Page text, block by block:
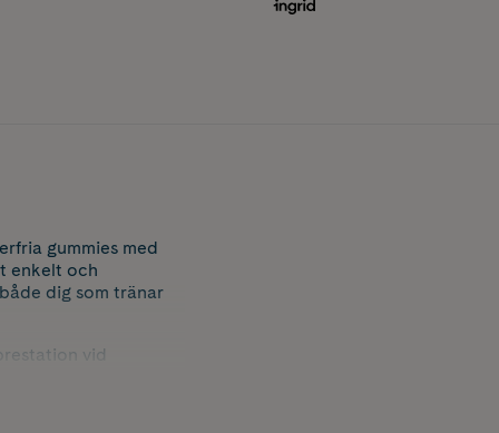
gummies med
enkelt och
dig som tränar
vid